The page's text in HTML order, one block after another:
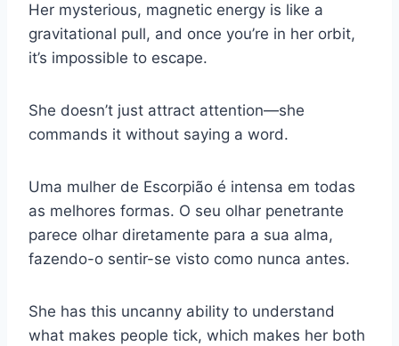
Her mysterious, magnetic energy is like a
gravitational pull, and once you’re in her orbit,
it’s impossible to escape.
She doesn’t just attract attention—she
commands it without saying a word.
Uma mulher de Escorpião é intensa em todas
as melhores formas. O seu olhar penetrante
parece olhar diretamente para a sua alma,
fazendo-o sentir-se visto como nunca antes.
She has this uncanny ability to understand
what makes people tick, which makes her both